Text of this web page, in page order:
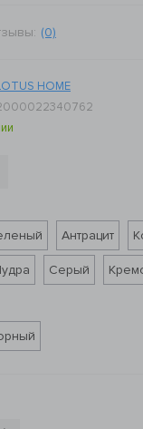
(0)
HOME
Антрацит
Серый